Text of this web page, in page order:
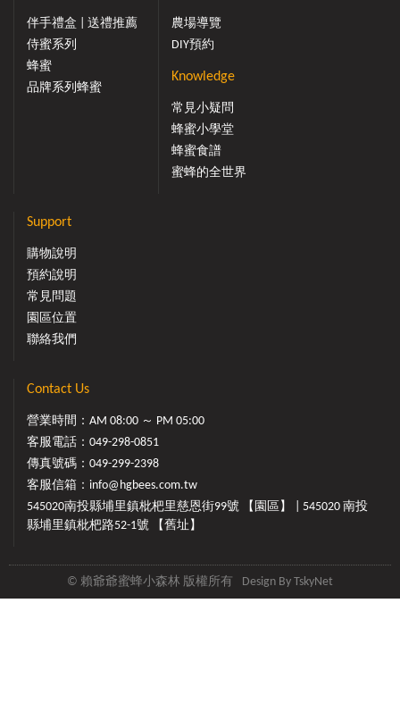
伴手禮盒 | 送禮推薦
侍蜜系列
蜂蜜
品牌系列蜂蜜
農場導覽
DIY預約
Knowledge
常見小疑問
蜂蜜小學堂
蜂蜜食譜
蜜蜂的全世界
Support
購物說明
預約說明
常見問題
園區位置
聯絡我們
Contact Us
營業時間：AM 08:00 ～ PM 05:00
客服電話： 049-298-0851
傳真號碼：049-299-2398
客服信箱： info@hgbees.com.tw
545020南投縣埔里鎮枇杷里慈恩街99號 【園區】 | 545020 南投
縣埔里鎮枇杷路52-1號 【舊址】
© 賴爺爺蜜蜂小森林 版權所有 Design By TskyNet